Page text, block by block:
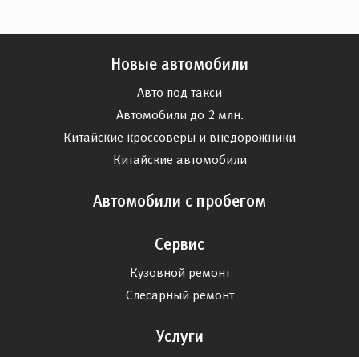
Новые автомобили
Авто под такси
Автомобили до 2 млн.
Китайские кроссоверы и внедорожники
Китайские автомобили
Автомобили с пробегом
Сервис
Кузовной ремонт
Слесарный ремонт
Услуги